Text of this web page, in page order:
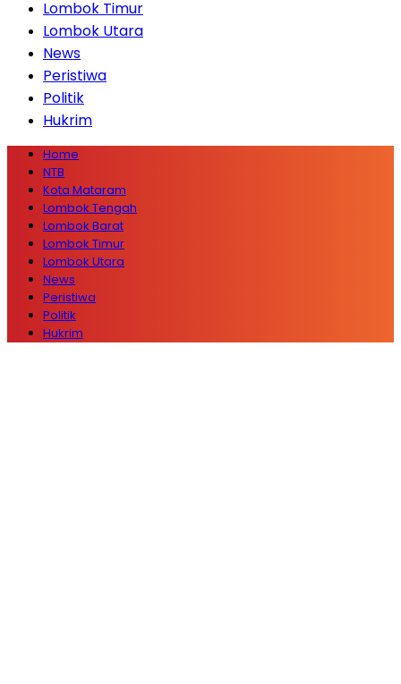
Lombok Timur
Lombok Utara
News
Peristiwa
Politik
Hukrim
Home
NTB
Kota Mataram
Lombok Tengah
Lombok Barat
Lombok Timur
Lombok Utara
News
Peristiwa
Politik
Hukrim